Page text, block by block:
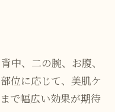
中、二の腕、お腹、
位に応じて、美肌ケ
で幅広い効果が期待